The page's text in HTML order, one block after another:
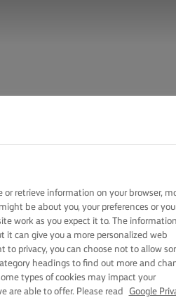
retrieve information on your browser,
be about you, your preferences or
work as you expect it to. The information
can give you a more personalized web
to privacy, you can choose not to allow
headings to find out more and
types of cookies may impact your
are able to offer. Please read
Google